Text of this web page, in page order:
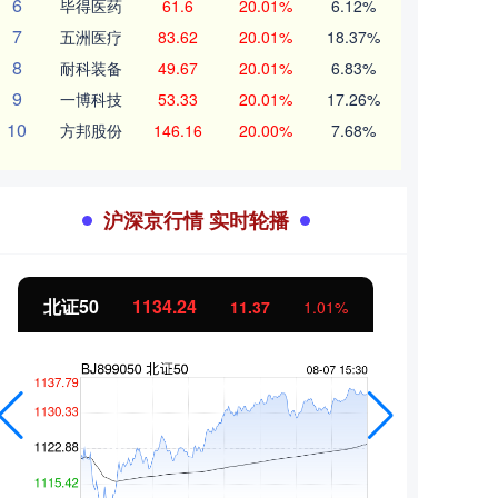
毕得医药 61.6 20.01% 6.12%
7 五洲医疗 83.62 20.01% 18.37%
8 耐科装备 49.67 20.01% 6.83%
9 一博科技 53.33 20.01% 17.26%
10 方邦股份 146.16 20.00% 7.68%
沪深京行情 实时轮播
北证50 1134.24 11.37 1.01%